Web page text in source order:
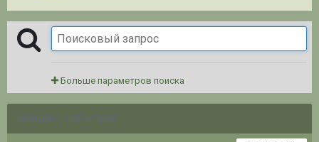
Больше параметров поиска
НАЙДЕНО 1 РЕЗУЛЬТАТ